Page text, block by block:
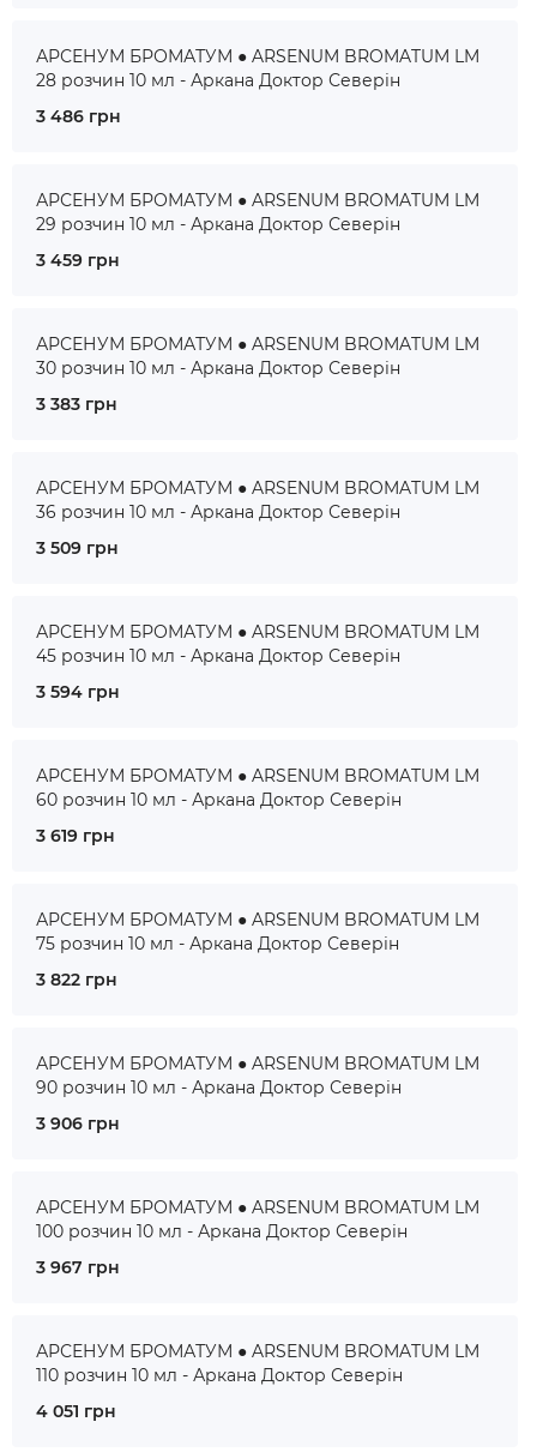
АРСЕНУМ БРОМАТУМ ● ARSENUM BROMATUM LM
28 розчин 10 мл - Аркана Доктор Северін
3 486 грн
АРСЕНУМ БРОМАТУМ ● ARSENUM BROMATUM LM
29 розчин 10 мл - Аркана Доктор Северін
3 459 грн
АРСЕНУМ БРОМАТУМ ● ARSENUM BROMATUM LM
30 розчин 10 мл - Аркана Доктор Северін
3 383 грн
АРСЕНУМ БРОМАТУМ ● ARSENUM BROMATUM LM
36 розчин 10 мл - Аркана Доктор Северін
3 509 грн
АРСЕНУМ БРОМАТУМ ● ARSENUM BROMATUM LM
45 розчин 10 мл - Аркана Доктор Северін
3 594 грн
АРСЕНУМ БРОМАТУМ ● ARSENUM BROMATUM LM
60 розчин 10 мл - Аркана Доктор Северін
3 619 грн
АРСЕНУМ БРОМАТУМ ● ARSENUM BROMATUM LM
75 розчин 10 мл - Аркана Доктор Северін
3 822 грн
АРСЕНУМ БРОМАТУМ ● ARSENUM BROMATUM LM
90 розчин 10 мл - Аркана Доктор Северін
3 906 грн
АРСЕНУМ БРОМАТУМ ● ARSENUM BROMATUM LM
100 розчин 10 мл - Аркана Доктор Северін
3 967 грн
АРСЕНУМ БРОМАТУМ ● ARSENUM BROMATUM LM
110 розчин 10 мл - Аркана Доктор Северін
4 051 грн